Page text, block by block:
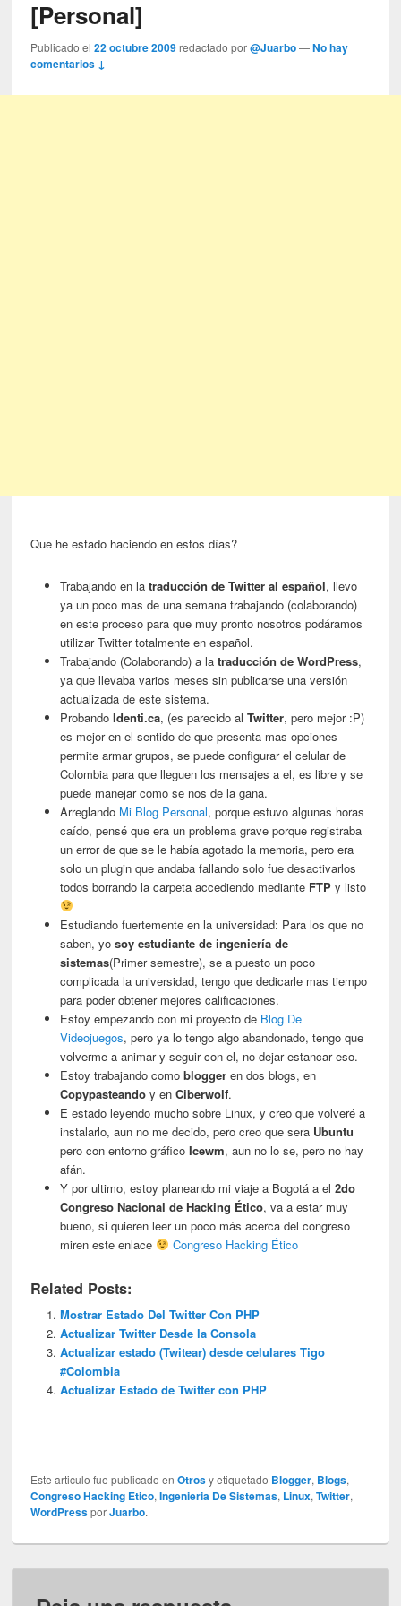
[Personal]
Publicado el22 octubre 2009 redactado por@Juarbo —No hay
comentarios ↓
Que he estado haciendo en estos días?
Trabajando en la traducción de Twitter al español, llevo
ya un poco mas de una semana trabajando (colaborando)
en este proceso para que muy pronto nosotros podáramos
utilizar Twitter totalmente en español.
Trabajando (Colaborando) a la traducción de WordPress,
ya que llevaba varios meses sin publicarse una versión
actualizada de este sistema.
ProbandoIdenti.ca, (es parecido al Twitter, pero mejor :P)
es mejor en el sentido de que presenta mas opciones
permite armar grupos, se puede configurar el celular de
Colombia para que lleguen los mensajes a el, es libre y se
puede manejar como se nos de la gana.
Arreglando Mi Blog Personal, porque estuvo algunas horas
caído, pensé que era un problema grave porque registraba
un error de que se le había agotado la memoria, pero era
solo un plugin que andaba fallando solo fue desactivarlos
todos borrando la carpeta accediendo mediante FTPy listo
Estudiando fuertemente en la universidad: Para los que no
saben, yo soy estudiante de ingeniería de
sistemas(Primer semestre), se a puesto un poco
complicada la universidad, tengo que dedicarle mas tiempo
para poder obtener mejores calificaciones.
Estoy empezando con mi proyecto de Blog De
Videojuegos, pero ya lo tengo algo abandonado, tengo que
volverme a animar y seguir con el, no dejar estancar eso.
Estoy trabajando como blogger en dos blogs, en
Copypasteandoy en Ciberwolf.
E estado leyendo mucho sobre Linux, y creo que volveré a
instalarlo, aun no me decido, pero creo que sera Ubuntu
pero con entorno gráfico Icewm, aun no lo se, pero no hay
afán.
Y por ultimo, estoy planeando mi viaje a Bogotá a el 2do
Congreso Nacional de Hacking Ético, va a estar muy
bueno, si quieren leer un poco más acerca del congreso
miren este enlace
Congreso Hacking Ético
Related Posts:
Mostrar Estado Del Twitter Con PHP
Actualizar Twitter Desde la Consola
Actualizar estado (Twitear) desde celulares Tigo
#Colombia
Actualizar Estado de Twitter con PHP
Este articulo fue publicado enOtrosy etiquetado Blogger, Blogs,
Congreso Hacking Etico,Ingenieria De Sistemas, Linux,Twitter,
WordPressporJuarbo.